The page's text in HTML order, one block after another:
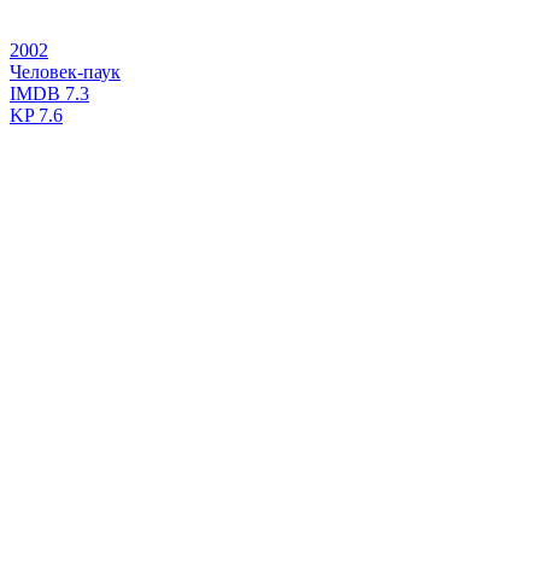
2002
Человек-паук
IMDB 7.3
KP7.6